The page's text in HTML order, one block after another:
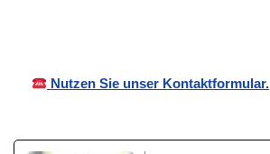
Nutzen Sie unser Kontaktformular.